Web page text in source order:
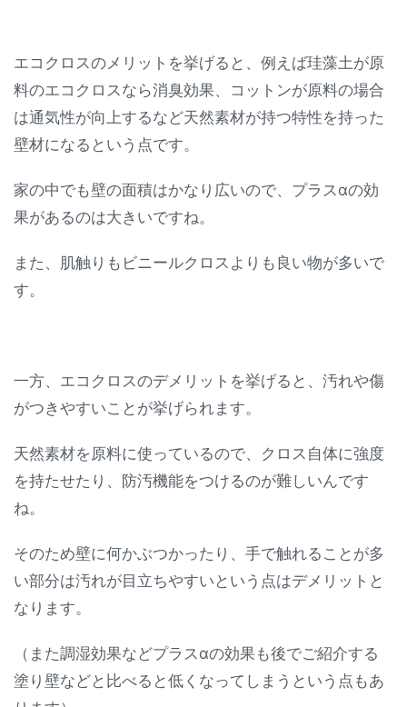
エコクロスのメリットを挙げると、例えば珪藻土が原
料のエコクロスなら消臭効果、コットンが原料の場合
は通気性が向上するなど天然素材が持つ特性を持った
壁材になるという点です。
家の中でも壁の面積はかなり広いので、プラスαの効
果があるのは大きいですね。
また、肌触りもビニールクロスよりも良い物が多いで
す。
一方、エコクロスのデメリットを挙げると、汚れや傷
がつきやすいことが挙げられます。
天然素材を原料に使っているので、クロス自体に強度
を持たせたり、防汚機能をつけるのが難しいんです
ね。
そのため壁に何かぶつかったり、手で触れることが多
い部分は汚れが目立ちやすいという点はデメリットと
なります。
（また調湿効果などプラスαの効果も後でご紹介する
塗り壁などと比べると低くなってしまうという点もあ